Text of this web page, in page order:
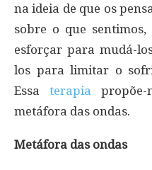
na ideia de que os
sobre o que
esforçar para mudá-
los para limitar o
Essaterapia
metáfora das ondas.
Metáfora das ondas